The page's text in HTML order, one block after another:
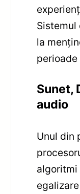
la
Sunet,
audio
Unul din